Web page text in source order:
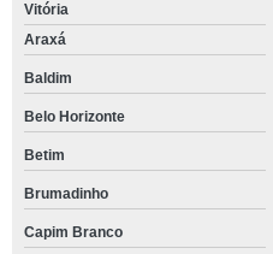
Vitória
Araxá
Baldim
Belo Horizonte
Betim
Brumadinho
Capim Branco